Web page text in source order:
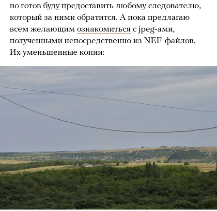
но готов буду предоставить любому следователю,
который за ними обратится. А пока предлагаю
всем желающим ознакомиться с jpeg-ами,
полученными непосредственно из NEF-файлов.
Их уменьшенные копии: